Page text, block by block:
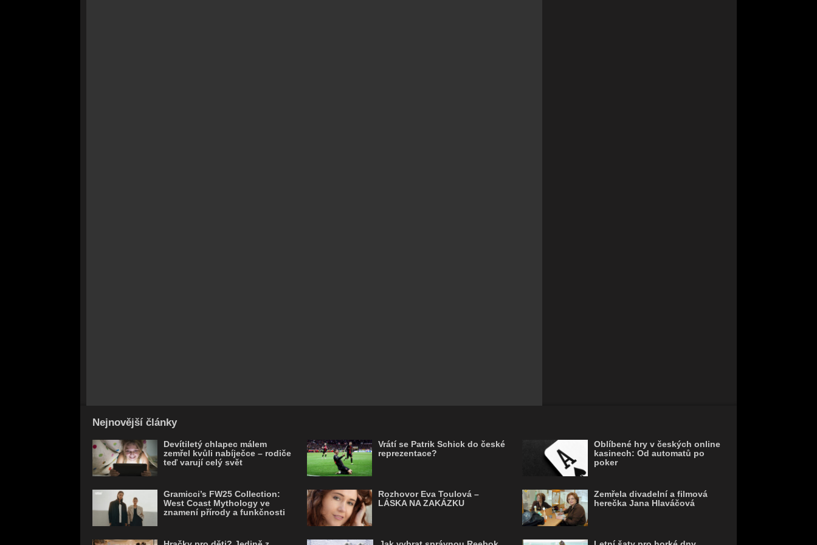
Nejnovější články
Devítiletý chlapec málem
zemřel kvůli nabíječce – rodiče
teď varují celý svět
Gramicci’s FW25 Collection:
West Coast Mythology ve
znamení přírody a funkčnosti
Vrátí se Patrik Schick do české
reprezentace?
Rozhovor Eva Toulová –
LÁSKA NA ZAKÁZKU
Oblíbené hry v českých online
kasinech: Od automatů po
poker
Zemřela divadelní a filmová
herečka Jana Hlaváčová